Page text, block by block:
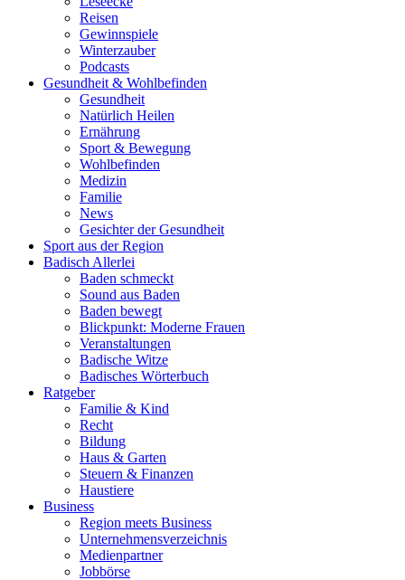
Reisen
Gewinnspiele
Winterzauber
Podcasts
Gesundheit & Wohlbefinden
Gesundheit
Natürlich Heilen
Ernährung
Sport & Bewegung
Wohlbefinden
Medizin
Familie
News
Gesichter der Gesundheit
Sport aus der Region
Badisch Allerlei
Baden schmeckt
Sound aus Baden
Baden bewegt
Blickpunkt: Moderne Frauen
Veranstaltungen
Badische Witze
Badisches Wörterbuch
Ratgeber
Familie & Kind
Recht
Bildung
Haus & Garten
Steuern & Finanzen
Haustiere
Business
Region meets Business
Unternehmensverzeichnis
Medienpartner
Jobbörse